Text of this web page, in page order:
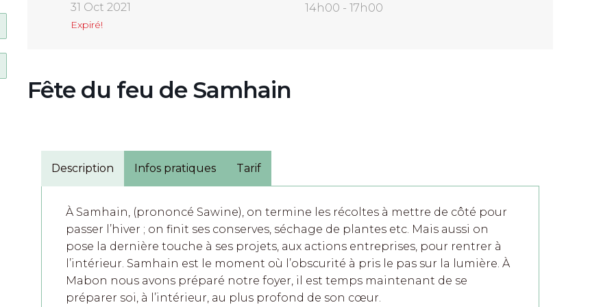
31 Oct 2021
Expiré!
14h00 - 17h00
Fête du feu de Samhain
Description Infos pratiques Tarif
À Samhain, (prononcé Sawine), on termine les récoltes à mettre de côté pour
passer l’hiver ; on finit ses conserves, séchage de plantes etc. Mais aussi on
pose la dernière touche à ses projets, aux actions entreprises, pour rentrer à
l’intérieur. Samhain est le moment où l’obscurité à pris le pas sur la lumière. À
Mabon nous avons préparé notre foyer, il est temps maintenant de se
préparer soi, à l’intérieur, au plus profond de son cœur.